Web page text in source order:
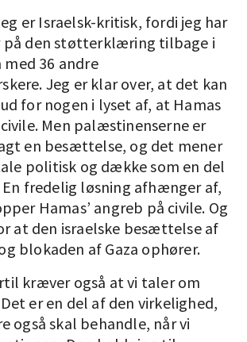
er Israelsk-kritisk, fordi jeg har
på den støtterklæring tilbage i
med 36 andre
Jeg er klar over, at det kan
for nogen i lyset af, at Hamas
Men palæstinenserne er
en besættelse, og det mener
politisk og dække som en del
fredelig løsning afhænger af,
Hamas’ angreb på civile. Og
at den israelske besættelse af
blokaden af Gaza ophører.
kræver også at vi taler om
er en del af den virkelighed,
også skal behandle, når vi